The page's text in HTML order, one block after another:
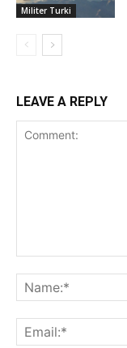
Militer Turki
LEAVE A REPLY